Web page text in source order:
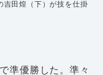
田煌（下）が技を仕掛
準優勝した。準々